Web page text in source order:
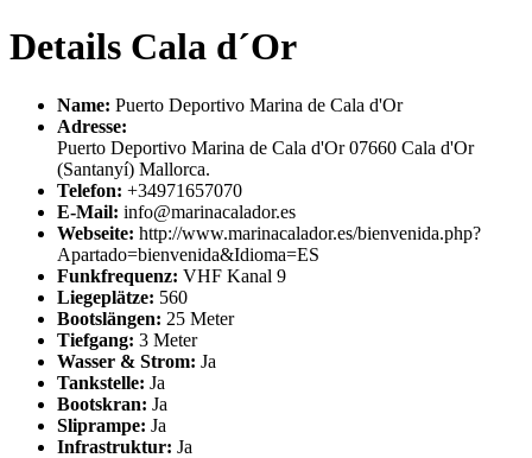
Details Cala d´Or
Name: Puerto Deportivo Marina de Cala d'Or
Adresse:
Puerto Deportivo Marina de Cala d'Or 07660 Cala d'Or
(Santanyí) Mallorca.
Telefon: +34971657070
E-Mail: info@marinacalador.es
Webseite: http://www.marinacalador.es/bienvenida.php?
Apartado=bienvenida&Idioma=ES
Funkfrequenz: VHF Kanal 9
Liegeplätze: 560
Bootslängen: 25 Meter
Tiefgang: 3 Meter
Wasser & Strom: Ja
Tankstelle: Ja
Bootskran: Ja
Sliprampe: Ja
Infrastruktur: Ja